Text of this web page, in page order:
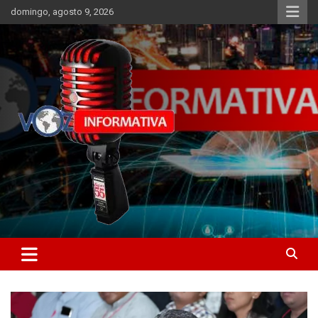
Skip
to
content
domingo, agosto 9, 2026
ncstv.info
Libertad informativa